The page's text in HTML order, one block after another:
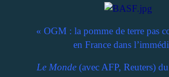
« OGM : la pomme de terre pas
en France dans
Le Monde (avec AFP, Reuters)